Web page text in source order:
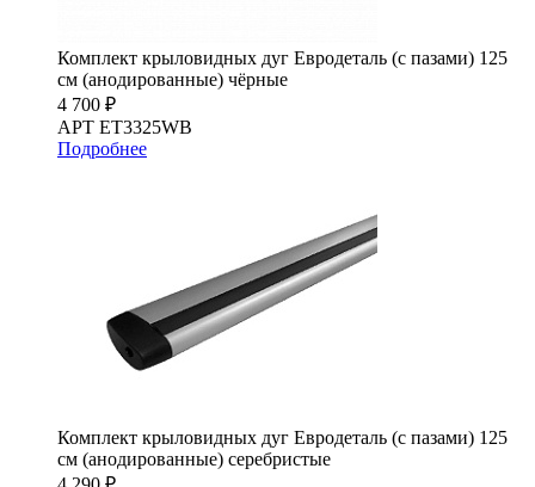
Комплект крыловидных дуг Евродеталь (с пазами) 125
см (анодированные) чёрные
4 700 ₽
АРТ ET3325WB
Подробнее
Комплект крыловидных дуг Евродеталь (с пазами) 125
см (анодированные) серебристые